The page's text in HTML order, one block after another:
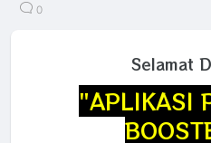
0
Selamat
"APLIKASI